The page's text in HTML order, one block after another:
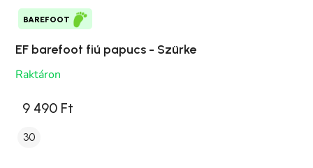
BAREFOOT
EF barefoot fiú papucs - Szürke
Raktáron
9 490 Ft
30